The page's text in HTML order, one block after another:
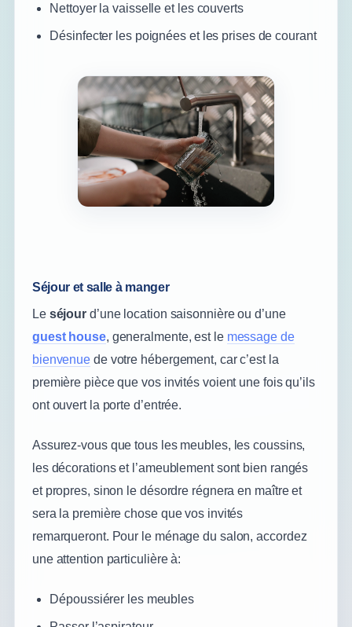
Nettoyer la vaisselle et les couverts
Désinfecter les poignées et les prises de courant
Séjour et salle à manger
Le séjour d’une location saisonnière ou d’une
guest house, generalmente, est le message de
bienvenue de votre hébergement, car c’est la
première pièce que vos invités voient une fois qu’ils
ont ouvert la porte d’entrée.
Assurez-vous que tous les meubles, les coussins,
les décorations et l’ameublement sont bien rangés
et propres, sinon le désordre régnera en maître et
sera la première chose que vos invités
remarqueront. Pour le ménage du salon, accordez
une attention particulière à:
Dépoussiérer les meubles